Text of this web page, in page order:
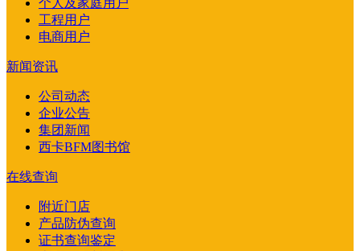
个人及家庭用户
工程用户
电商用户
新闻资讯
公司动态
企业公告
集团新闻
西卡BFM图书馆
在线查询
附近门店
产品防伪查询
证书查询鉴定